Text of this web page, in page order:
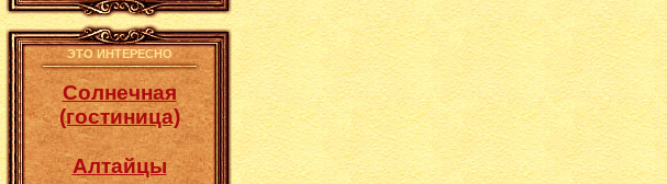
ЭТО ИНТЕРЕСНО
Солнечная
(гостиница)
Алтайцы